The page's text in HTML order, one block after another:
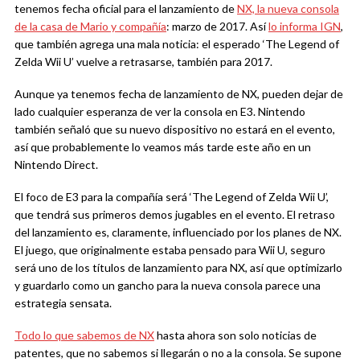
tenemos fecha oficial para el lanzamiento deNX, la nueva consola
de la casa de Mario y compañía: marzo de 2017. Asílo informa IGN,
que también agrega una mala noticia: el esperado ‘The Legend of
Zelda Wii U’ vuelve a retrasarse, también para 2017.
Aunque ya tenemos fecha de lanzamiento de NX, pueden dejar de
lado cualquier esperanza de ver la consola en E3. Nintendo
también señaló que su nuevo dispositivo no estará en el evento,
así que probablemente lo veamos más tarde este año en un
Nintendo Direct.
El foco de E3 para la compañía será ‘The Legend of Zelda Wii U’,
que tendrá sus primeros demos jugables en el evento. El retraso
del lanzamiento es, claramente, influenciado por los planes de NX.
El juego, que originalmente estaba pensado para Wii U, seguro
será uno de los títulos de lanzamiento para NX, así que optimizarlo
y guardarlo como un gancho para la nueva consola parece una
estrategia sensata.
Todo lo que sabemos de NXhasta ahora son solo noticias de
patentes, que no sabemos si llegarán o no a la consola. Se supone